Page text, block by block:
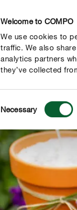
Welcome to COMPO
We use cookies to
traffic. We also
analytics partners
they’ve collected
Selection
Necessary
Producten